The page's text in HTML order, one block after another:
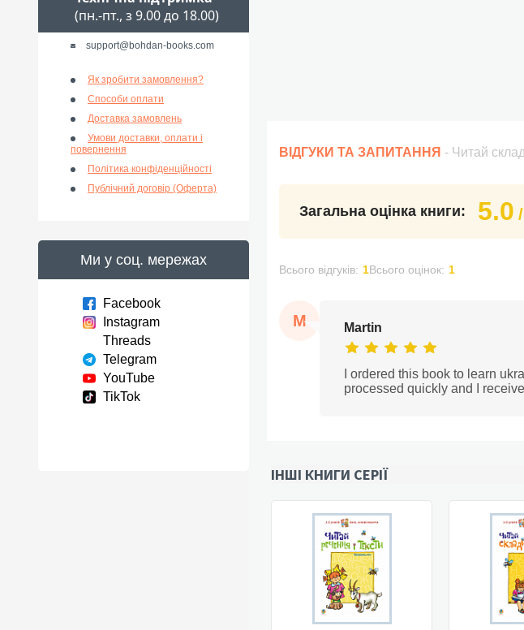
(пн.-пт., з 9.00 до 18.00)
support@bohdan-books.com
Як зробити замовлення?
Способи оплати
Доставка замовлень
Умови доставки, оплати і
повернення
Політика конфіденційності
Публічний договір (Оферта)
Ми у соц. мережах
Facebook
Instagram
Threads
Telegram
YouTube
TikTok
ВІДГУКИ ТА ЗАПИТАННЯ - Читай
Загальна оцінка книги: 5.0
Всього відгуків: 1Всього оцінок: 1
M Martin
I ordered this book to learn
processed quickly and I
ІНШІ КНИГИ СЕРІЇ